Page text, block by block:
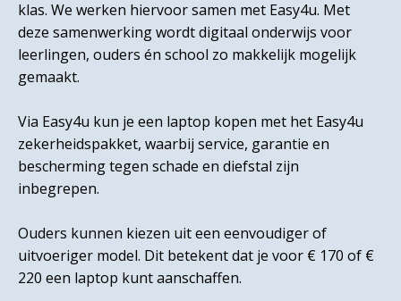
klas. We werken hiervoor samen met Easy4u. Met
deze samenwerking wordt digitaal onderwijs voor
leerlingen, ouders én school zo makkelijk mogelijk
gemaakt.
Via Easy4u kun je een laptop kopen met het Easy4u
zekerheidspakket, waarbij service, garantie en
bescherming tegen schade en diefstal zijn
inbegrepen.
Ouders kunnen kiezen uit een eenvoudiger of
uitvoeriger model. Dit betekent dat je voor € 170 of €
220 een laptop kunt aanschaffen.